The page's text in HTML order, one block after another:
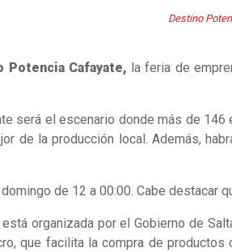
Destino
Potencia Cafayate, la feria de
será el escenario donde más de
de la producción local. Además,
de 12 a 00:00. Cabe
organizada por el Gobierno de
que facilita la compra de